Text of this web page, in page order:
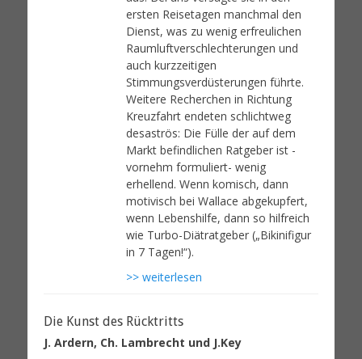
ersten Reisetagen manchmal den
Dienst, was zu wenig erfreulichen
Raumluftverschlechterungen und
auch kurzzeitigen
Stimmungsverdüsterungen führte.
Weitere Recherchen in Richtung
Kreuzfahrt endeten schlichtweg
desaströs: Die Fülle der auf dem
Markt befindlichen Ratgeber ist -
vornehm formuliert- wenig
erhellend. Wenn komisch, dann
motivisch bei Wallace abgekupfert,
wenn Lebenshilfe, dann so hilfreich
wie Turbo-Diätratgeber („Bikinifigur
in 7 Tagen!“).
>> weiterlesen
Die Kunst des Rücktritts
J. Ardern, Ch. Lambrecht und J.Key